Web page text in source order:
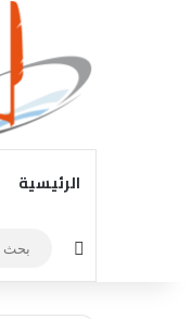
الرئيسية
الوضع